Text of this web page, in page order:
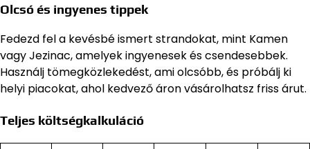
Olcsó és ingyenes tippek
Fedezd fel a kevésbé ismert strandokat, mint Kamen
vagy Jezinac, amelyek ingyenesek és csendesebbek.
Használj tömegközlekedést, ami olcsóbb, és próbálj ki
helyi piacokat, ahol kedvező áron vásárolhatsz friss árut.
Teljes költségkalkuláció